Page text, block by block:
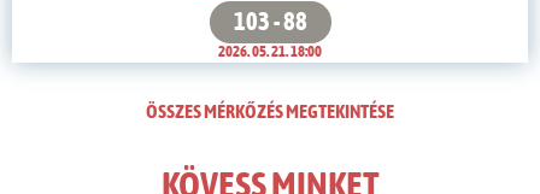
103 - 88
2026. 05. 21. 18:00
ÖSSZES MÉRKŐZÉS MEGTEKINTÉSE
KÖVESS MINKET